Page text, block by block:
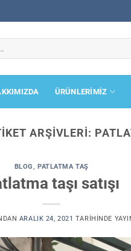
ÜRÜNLERİMİZ
ARŞIVLERI:
BLOG, PATLATMA TAŞ
taşı satışı
ARALIK 24, 2021 TARIHINDE